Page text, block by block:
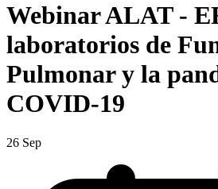
Webinar ALAT -
laboratorios de
Pulmonar y la
COVID-19
26 Sep